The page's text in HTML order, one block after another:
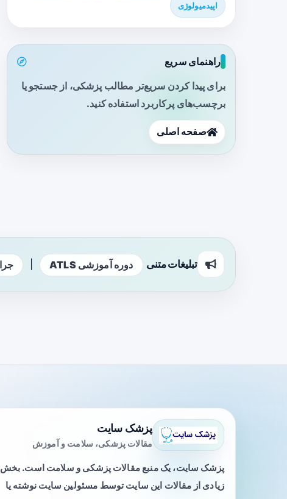
اپیدمیولوژی
راهنمای سریع
برای پیدا کردن سریع‌تر مطالب پزشکی، از جستجو یا
برچسب‌های پرکاربرد استفاده کنید.
صفحه اصلی
تبلیغات متنی دوره آموزشی ATLS
پزشک سایت
مقالات پزشکی، سلامت و آموزش
پزشک سایت، یک منبع مقالات پزشکی و سلامت است. بخش
زیادی از مقالات این سایت توسط مسئولین سایت نوشته یا